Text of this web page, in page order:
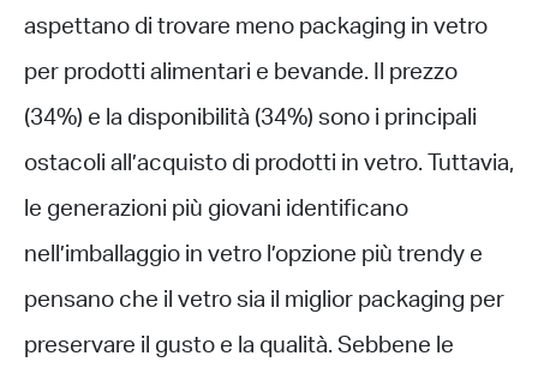
aspettano di trovare meno packaging in vetro
per prodotti alimentari e bevande. Il prezzo
(34%) e la disponibilità (34%) sono i principali
ostacoli all’acquisto di prodotti in vetro. Tuttavia,
le generazioni più giovani identificano
nell’imballaggio in vetro l’opzione più trendy e
pensano che il vetro sia il miglior packaging per
preservare il gusto e la qualità. Sebbene le